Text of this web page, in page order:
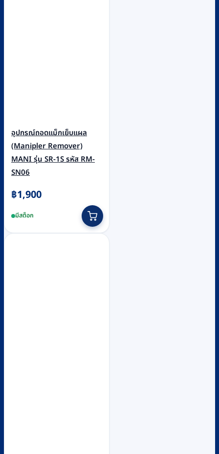
อุปกรณ์ถอดแม็กเย็บแผล
(Manipler Remover)
MANI รุ่น SR-1S รหัส RM-
SN06
฿1,900
มีสต็อก